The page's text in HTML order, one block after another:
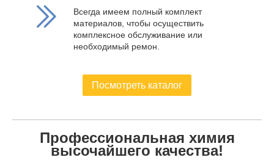
Всегда имеем полный комплект
материалов, чтобы осуществить
комплексное обслуживание или
необходимый ремон.
Посмотреть каталог
Профессиональная химия
высочайшего качества!